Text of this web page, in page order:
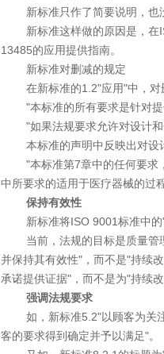
新标准只作了简要说明，也没
新标准这样做的原因是，在
13485的应用提供指南。
新标准对删减的规定
在新标准的1.2"应用"中，对
"本标准的所有要求是针对提
"如果法规要求允许对设计和
本标准的声明中反映出对设
"本标准第7章中的任何要求，
中所要求的适用于医疗器械的过
保持有效性
新标准将ISO 9001标准中的"
当前，法规的目标是质量管理
并保持其有效性"，而不是"持续
承诺提供证据"，而不是为"持续
强调法规要求
如，新标准5.2"以顾客为关注
客的要求得到确定并予以满足"。